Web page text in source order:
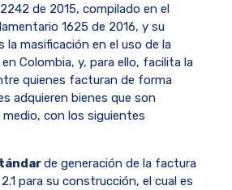
de 2015, compilado en el
1625 de 2016, y su
la masificación en el uso de la
Colombia, y, para ello, facilita la
quienes facturan de forma
adquieren bienes que son
con los siguientes
de generación de la factura
para su construcción, el cual es